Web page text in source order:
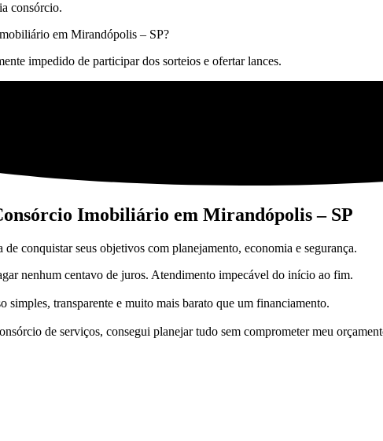
consórcio.
em Mirandópolis – SP?
impedido de participar dos sorteios e ofertar lances.
Imobiliário em Mirandópolis – SP
conquistar seus objetivos com planejamento, economia e segurança.
nenhum centavo de juros. Atendimento impecável do início ao fim.
simples, transparente e muito mais barato que um financiamento.
de serviços, consegui planejar tudo sem comprometer meu